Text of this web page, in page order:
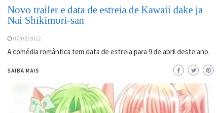
Novo trailer e data de estreia de Kawaii dake ja
Nai Shikimori-san
07/02/2022
A comédia romântica tem data de estreia para 9 de abril deste ano.
SAIBA MAIS